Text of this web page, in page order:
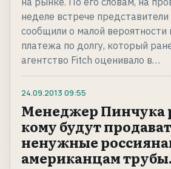
неделе встрече
сообщили о малой вероятности
платежа по долгу, который
агентство Fitch оценивало в…
24.09.2013 09:55
Менеджер Пинчука
кому будут
ненужные
американцам трубы.